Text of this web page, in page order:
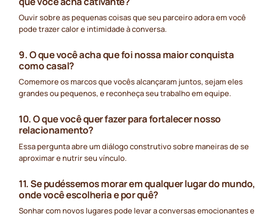
Ouvir sobre as pequenas coisas que seu parceiro adora em você
pode trazer calor e intimidade à conversa.
9. O que você acha que foi nossa maior conquista
como casal?
Comemore os marcos que vocês alcançaram juntos, sejam eles
grandes ou pequenos, e reconheça seu trabalho em equipe.
10. O que você quer fazer para fortalecer nosso
relacionamento?
Essa pergunta abre um diálogo construtivo sobre maneiras de se
aproximar e nutrir seu vínculo.
11. Se pudéssemos morar em qualquer lugar do mundo,
onde você escolheria e por quê?
Sonhar com novos lugares pode levar a conversas emocionantes e